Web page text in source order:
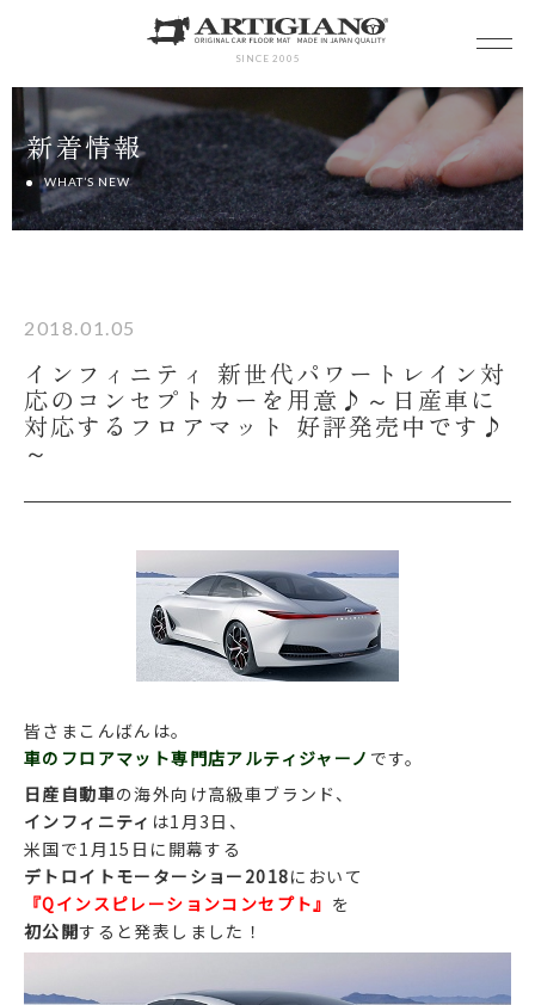
SINCE 2005
新着情報
WHAT’S NEW
2018.01.05
インフィニティ 新世代パワートレイン対
応のコンセプトカーを用意♪～日産車に
対応するフロアマット 好評発売中です♪
～
皆さまこんばんは。
車のフロアマット専門店アルティジャーノ です。
日産自動車の海外向け高級車ブランド、
インフィニティ は1月3日、
米国で1月15日に開幕する
デトロイトモーターショー2018において
『Qインスピレーションコンセプト』 を
初公開すると発表しました！